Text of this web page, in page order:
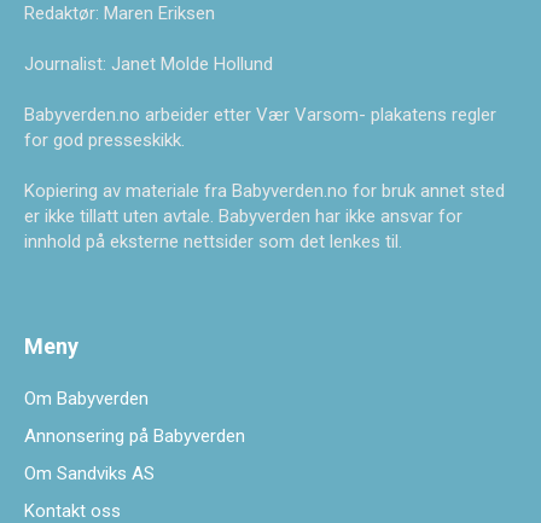
Redaktør: Maren Eriksen
Journalist: Janet Molde Hollund
Babyverden.no arbeider etter Vær Varsom- plakatens regler
for god presseskikk.
Kopiering av materiale fra Babyverden.no for bruk annet sted
er ikke tillatt uten avtale. Babyverden har ikke ansvar for
innhold på eksterne nettsider som det lenkes til.
Meny
Om Babyverden
Annonsering på Babyverden
Om Sandviks AS
Kontakt oss